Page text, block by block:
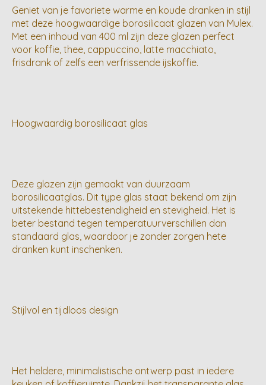
Geniet van je favoriete warme en koude dranken in stijl
met deze hoogwaardige borosilicaat glazen van Mulex.
Met een inhoud van 400 ml zijn deze glazen perfect
voor koffie, thee, cappuccino, latte macchiato,
frisdrank of zelfs een verfrissende ijskoffie.
Hoogwaardig borosilicaat glas
Deze glazen zijn gemaakt van duurzaam
borosilicaatglas. Dit type glas staat bekend om zijn
uitstekende hittebestendigheid en stevigheid. Het is
beter bestand tegen temperatuurverschillen dan
standaard glas, waardoor je zonder zorgen hete
dranken kunt inschenken.
Stijlvol en tijdloos design
Het heldere, minimalistische ontwerp past in iedere